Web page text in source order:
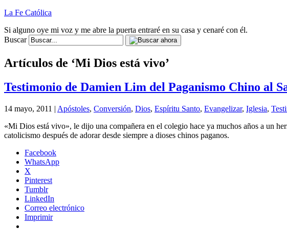
La Fe Católica
Si alguno oye mi voz y me abre la puerta entraré en su casa y cenaré con él.
Buscar
Artículos de ‘Mi Dios está vivo’
Testimonio de Damien Lim del Paganismo Chino al
14 mayo, 2011 | Apóstoles, Conversión, Dios, Espíritu Santo, Evangelizar, Iglesia,
«Mi Dios está vivo», le dijo una compañera en el colegio hace ya muchos años a un
catolicismo después de adorar desde siempre a dioses chinos paganos.
Facebook
WhatsApp
X
Pinterest
Tumblr
LinkedIn
Correo electrónico
Imprimir